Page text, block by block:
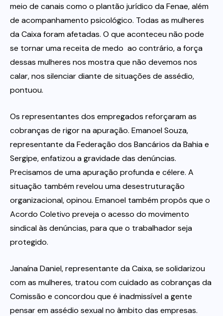
meio de canais como o plantão jurídico da Fenae, além
de acompanhamento psicológico. Todas as mulheres
da Caixa foram afetadas. O que aconteceu não pode
se tornar uma receita de medo  ao contrário, a força
dessas mulheres nos mostra que não devemos nos
calar, nos silenciar diante de situações de assédio,
pontuou.
Os representantes dos empregados reforçaram as
cobranças de rigor na apuração. Emanoel Souza,
representante da Federação dos Bancários da Bahia e
Sergipe, enfatizou a gravidade das denúncias.
Precisamos de uma apuração profunda e célere. A
situação também revelou uma desestruturação
organizacional, opinou. Emanoel também propôs que o
Acordo Coletivo preveja o acesso do movimento
sindical às denúncias, para que o trabalhador seja
protegido.
Janaína Daniel, representante da Caixa, se solidarizou
com as mulheres, tratou com cuidado as cobranças da
Comissão e concordou que é inadmissível a gente
pensar em assédio sexual no âmbito das empresas.